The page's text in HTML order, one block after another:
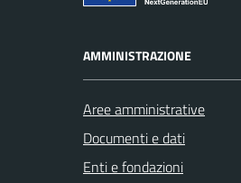
AMMINISTRAZIONE
Aree amministrative
Documenti e dati
Enti e fondazioni